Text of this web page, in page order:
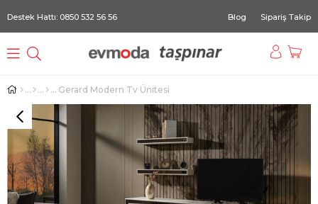
Destek Hattı: 0850 532 56 56 Blog Sipariş Takip
Gerard Modern Tv Ünitesi